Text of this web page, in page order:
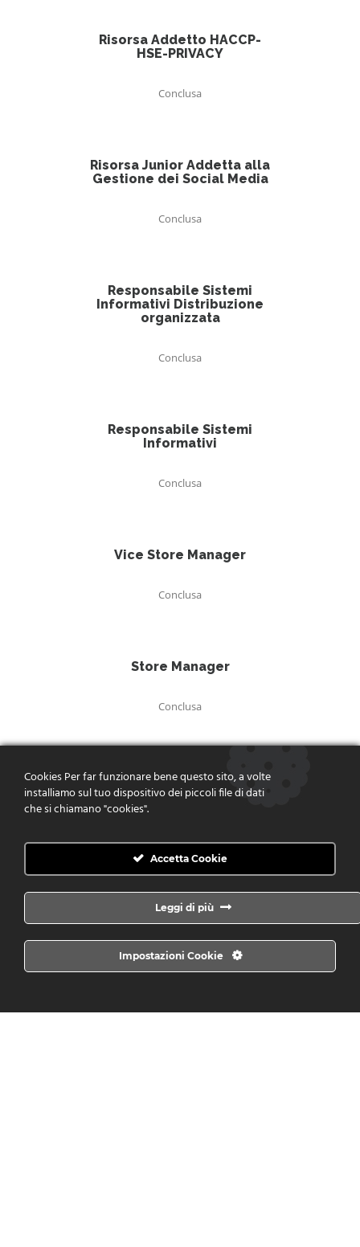
Risorsa Addetto HACCP-
HSE-PRIVACY
Conclusa
Risorsa Junior Addetta alla
Gestione dei Social Media
Conclusa
Responsabile Sistemi
Informativi Distribuzione
organizzata
Conclusa
Responsabile Sistemi
Informativi
Conclusa
Vice Store Manager
Conclusa
Store Manager
Conclusa
Buyer settore igiene
casa/persona e casalinghi
Panettiere
Conclusa
Addetto Reparto Ortofrutta
Cookies Per far funzionare bene questo sito, a volte
installiamo sul tuo dispositivo dei piccoli file di dati
che si chiamano "cookies".
Accetta Cookie
Leggi di più
Impostazioni Cookie